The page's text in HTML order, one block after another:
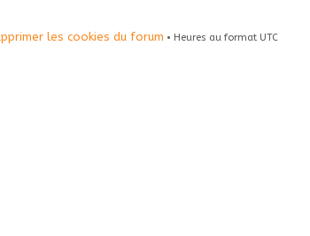
les cookies du forum • Heures au format UTC